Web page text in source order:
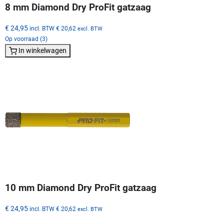
8 mm Diamond Dry ProFit gatzaag
€ 24,95 incl. BTW € 20,62 excl. BTW
Op voorraad (3)
In winkelwagen
10 mm Diamond Dry ProFit gatzaag
€ 24,95 incl. BTW € 20,62 excl. BTW